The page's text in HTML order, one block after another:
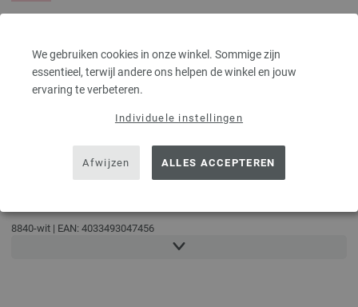
We gebruiken cookies in onze winkel. Sommige zijn
essentieel, terwijl andere ons helpen de winkel en jouw
ervaring te verbeteren.
Individuele instellingen
Afwijzen ALLES ACCEPTEREN
Niet bleken
Strijken op
temperatuur
8840-wit | EAN: 4033493047456
8853-antraciet | EAN: 4033493057820